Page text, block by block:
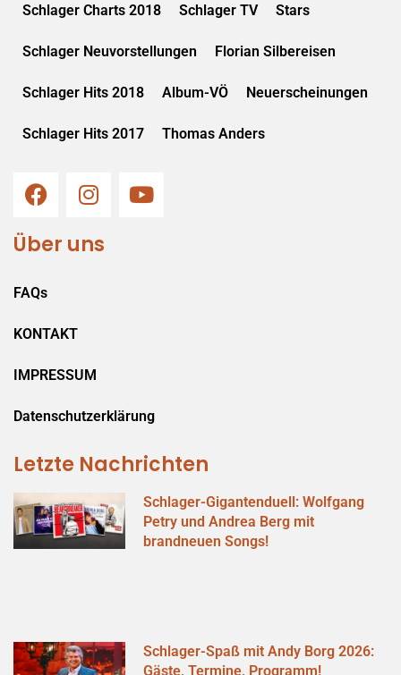
Schlager Charts 2018 Schlager TV Stars
Schlager Neuvorstellungen Florian Silbereisen
Schlager Hits 2018 Album-VÖ Neuerscheinungen
Schlager Hits 2017 Thomas Anders
Über uns
FAQs
KONTAKT
IMPRESSUM
Datenschutzerklärung
Letzte Nachrichten
Schlager-Gigantenduell: Wolfgang
Petry und Andrea Berg mit
brandneuen Songs!
Schlager-Spaß mit Andy Borg 2026:
Gäste, Termine, Programm!